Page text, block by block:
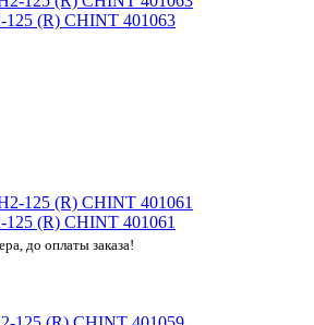
(R) CHINT 401063
(R) CHINT 401061
до оплаты заказа!